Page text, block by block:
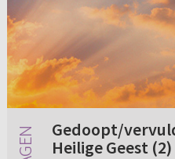
Gedoopt/
Heilige Geest (2)